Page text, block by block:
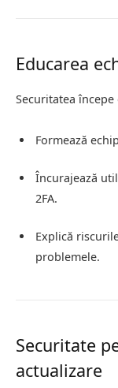
Educarea
Securitatea
Formează
Încurajează
2FA.
Explică
problemele.
Securitate
actualizare